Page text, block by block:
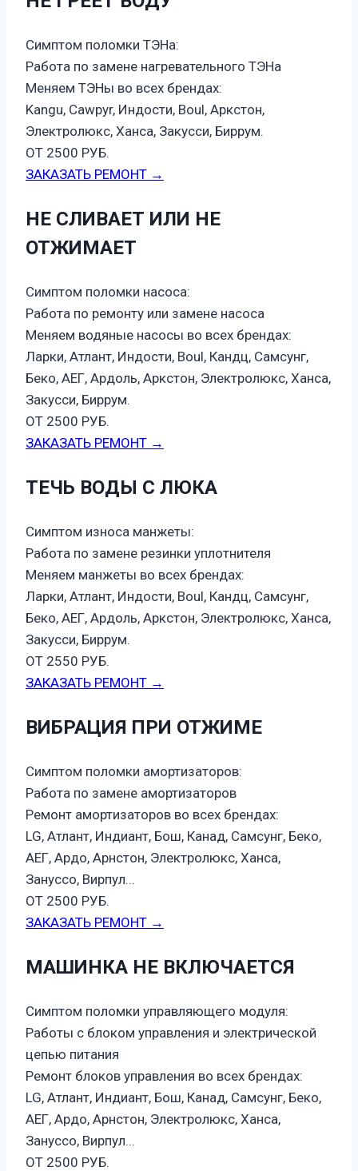
Симптом поломки ТЭНа:
Работа по замене нагревательного ТЭНа
Меняем ТЭНы во всех брендах:
Kangu, Cawpyr, Индости, Boul, Аркстон,
Электролюкс, Ханса, Закусси, Биррум.
ОТ 2500 РУБ.
ЗАКАЗАТЬ РЕМОНТ →
НЕ СЛИВАЕТ ИЛИ НЕ
ОТЖИМАЕТ
Симптом поломки насоса:
Работа по ремонту или замене насоса
Меняем водяные насосы во всех брендах:
Ларки, Атлант, Индости, Boul, Кандц, Самсунг,
Беко, АЕГ, Ардоль, Аркстон, Электролюкс, Ханса,
Закусси, Биррум.
ОТ 2500 РУБ.
ЗАКАЗАТЬ РЕМОНТ →
ТЕЧЬ ВОДЫ С ЛЮКА
Симптом износа манжеты:
Работа по замене резинки уплотнителя
Меняем манжеты во всех брендах:
Ларки, Атлант, Индости, Boul, Кандц, Самсунг,
Беко, АЕГ, Ардоль, Аркстон, Электролюкс, Ханса,
Закусси, Биррум.
ОТ 2550 РУБ.
ЗАКАЗАТЬ РЕМОНТ →
ВИБРАЦИЯ ПРИ ОТЖИМЕ
Симптом поломки амортизаторов:
Работа по замене амортизаторов
Ремонт амортизаторов во всех брендах:
LG, Атлант, Индиант, Бош, Канад, Самсунг, Беко,
АЕГ, Ардо, Арнстон, Электролюкс, Ханса,
Зануссо, Вирпул...
ОТ 2500 РУБ.
ЗАКАЗАТЬ РЕМОНТ →
МАШИНКА НЕ ВКЛЮЧАЕТСЯ
Симптом поломки управляющего модуля:
Работы с блоком управления и электрической
цепью питания
Ремонт блоков управления во всех брендах:
LG, Атлант, Индиант, Бош, Канад, Самсунг, Беко,
АЕГ, Ардо, Арнстон, Электролюкс, Ханса,
Зануссо, Вирпул...
ОТ 2500 РУБ.